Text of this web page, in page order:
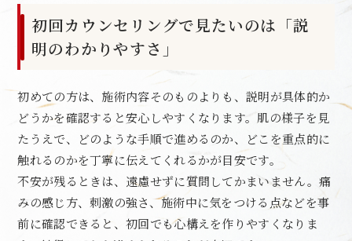
初回カウンセリングで見たいのは「説
明のわかりやすさ」
初めての方は、施術内容そのものよりも、説明が具体的か
どうかを確認すると安心しやすくなります。肌の様子を見
たうえで、どのような手順で進めるのか、どこを重点的に
触れるのかを丁寧に伝えてくれるかが目安です。
不安が残るときは、遠慮せずに質問してかまいません。痛
みの感じ方、刺激の強さ、施術中に気をつける点などを事
前に確認できると、初回でも心構えを作りやすくなりま